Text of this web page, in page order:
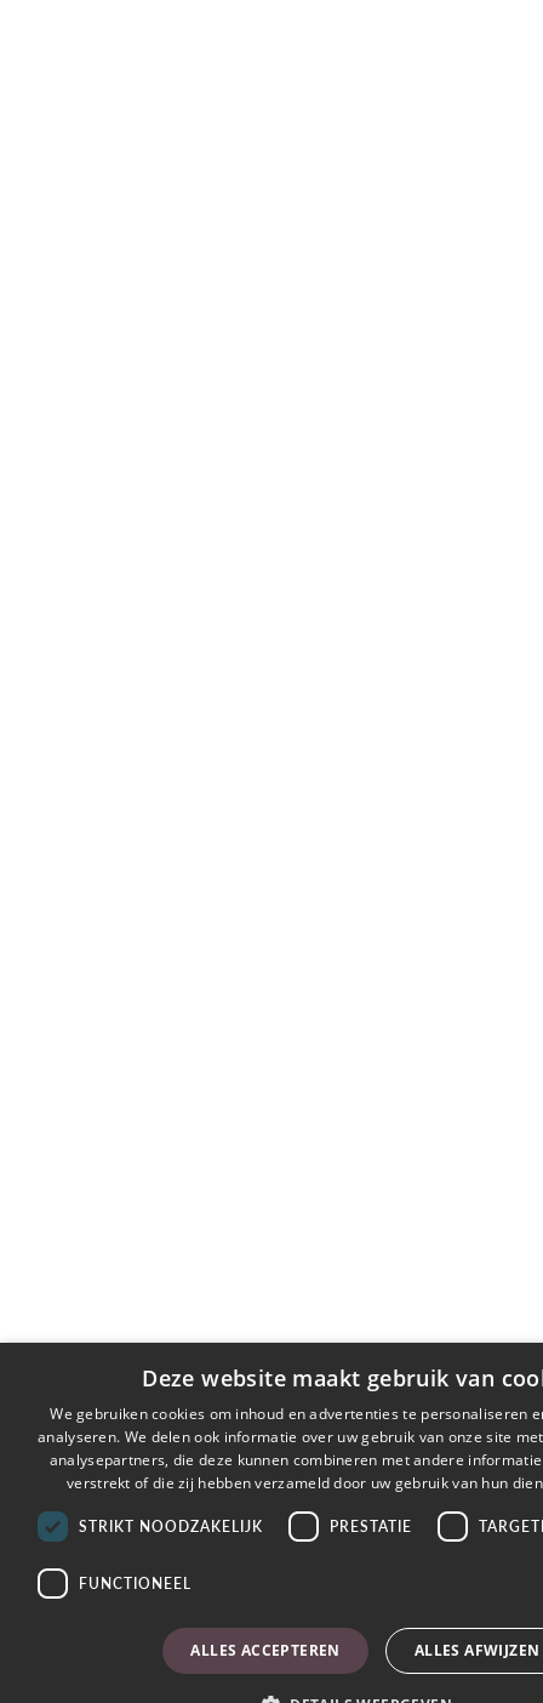
Deze website maakt gebruik van
We gebruiken cookies om inhoud en advertenties te personaliseren
analyseren. We delen ook informatie over uw gebruik van onze site
analysepartners, die deze kunnen combineren met andere
verstrekt of die zij hebben verzameld door uw gebruik van hun
STRIKT NOODZAKELIJK PRESTATIE
FUNCTIONEEL
ALLES ACCEPTEREN ALLES AFWIJZEN